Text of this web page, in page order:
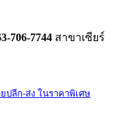
706-7744 สาขาเซียร์
ปลีก-ส่ง ในราคาพิเศษ